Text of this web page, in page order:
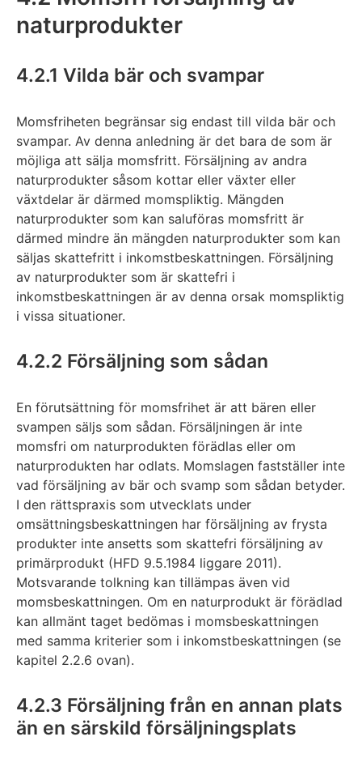
naturprodukter
4.2.1 Vilda bär och svampar
Momsfriheten begränsar sig endast till vilda bär och
svampar. Av denna anledning är det bara de som är
möjliga att sälja momsfritt. Försäljning av andra
naturprodukter såsom kottar eller växter eller
växtdelar är därmed momspliktig. Mängden
naturprodukter som kan saluföras momsfritt är
därmed mindre än mängden naturprodukter som kan
säljas skattefritt i inkomstbeskattningen. Försäljning
av naturprodukter som är skattefri i
inkomstbeskattningen är av denna orsak momspliktig
i vissa situationer.
4.2.2 Försäljning som sådan
En förutsättning för momsfrihet är att bären eller
svampen säljs som sådan. Försäljningen är inte
momsfri om naturprodukten förädlas eller om
naturprodukten har odlats. Momslagen fastställer inte
vad försäljning av bär och svamp som sådan betyder.
I den rättspraxis som utvecklats under
omsättningsbeskattningen har försäljning av frysta
produkter inte ansetts som skattefri försäljning av
primärprodukt (HFD 9.5.1984 liggare 2011).
Motsvarande tolkning kan tillämpas även vid
momsbeskattningen. Om en naturprodukt är förädlad
kan allmänt taget bedömas i momsbeskattningen
med samma kriterier som i inkomstbeskattningen (se
kapitel 2.2.6 ovan).
4.2.3 Försäljning från en annan plats
än en särskild försäljningsplats